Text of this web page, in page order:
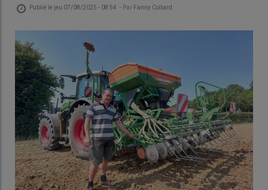
Publié le jeu 07/08/2025 - 08:54 - Par Fanny Collard